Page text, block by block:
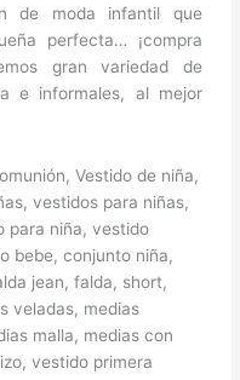
de moda infantil que
perfecta… ¡compra
gran variedad de
e informales, al mejor
Vestido de niña,
vestidos para niñas,
para niña, vestido
bebe, conjunto niña,
jean, falda, short,
veladas, medias
malla, medias con
vestido primera